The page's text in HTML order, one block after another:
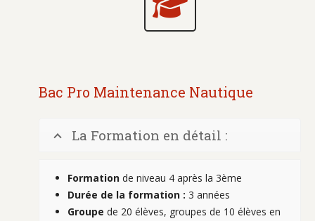
Bac Pro Maintenance Nautique
La Formation en détail :
Formation de niveau 4 après la 3ème
Durée de la formation : 3 années
Groupe de 20 élèves, groupes de 10 élèves en